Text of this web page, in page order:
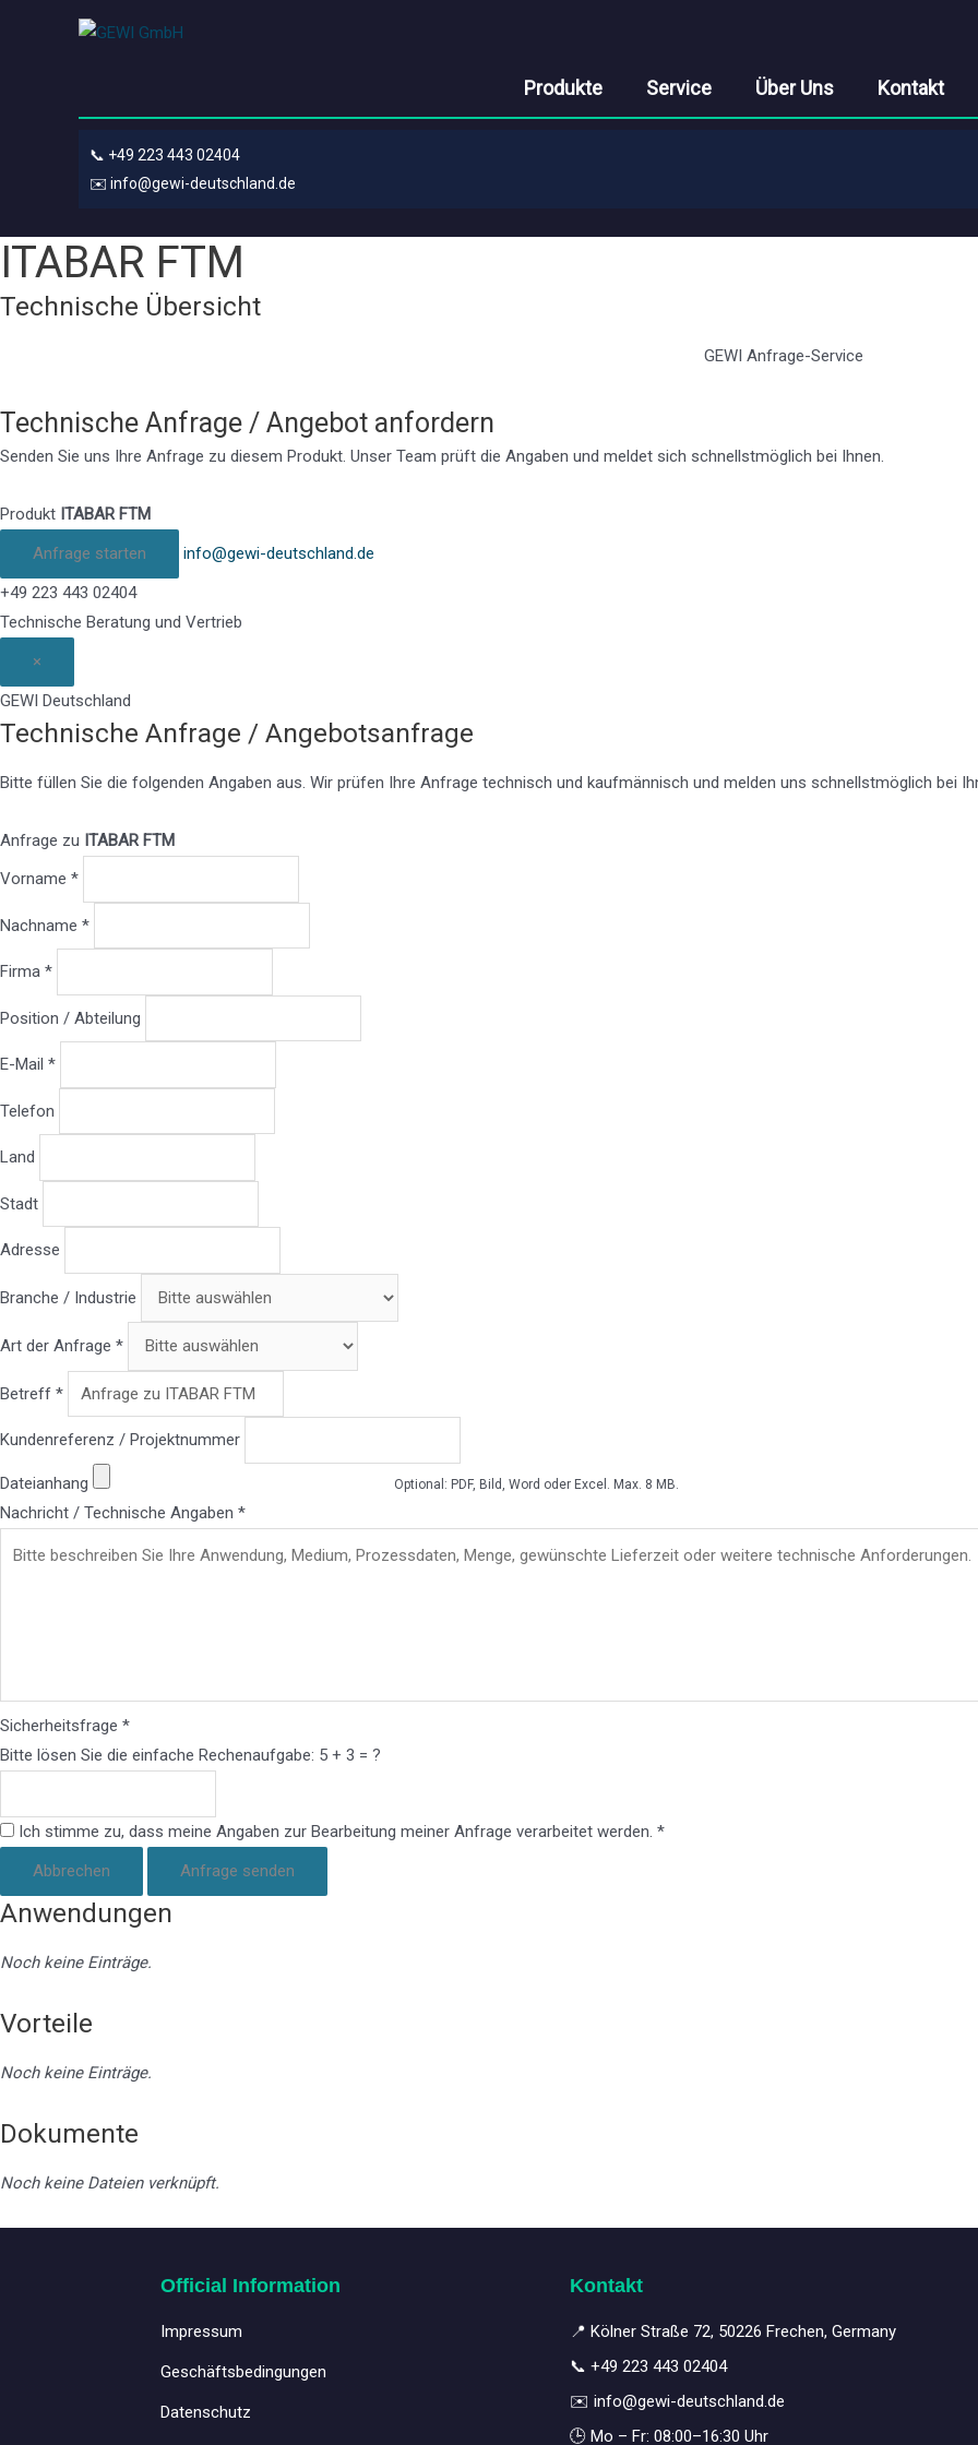
Produkte Service Über Uns Kontakt
📞 +49 223 443 02404
✉️ info@gewi-deutschland.de
ITABAR FTM
Technische Übersicht
GEWI Anfrage-Service
Technische Anfrage / Angebot anfordern
Senden Sie uns Ihre Anfrage zu diesem Produkt. Unser Team prüft die Angaben und meldet sich schnellstmöglich bei Ihnen.
Produkt ITABAR FTM
Anfrage starten
info@gewi-deutschland.de
+49 223 443 02404
Technische Beratung und Vertrieb
×
GEWI Deutschland
Technische Anfrage / Angebotsanfrage
Bitte füllen Sie die folgenden Angaben aus. Wir prüfen Ihre Anfrage technisch und kaufmännisch und melden uns schnellstmöglich bei
Anfrage zu ITABAR FTM
Vorname *
Nachname *
Firma *
Position / Abteilung
E-Mail *
Telefon
Land
Stadt
Adresse
Branche / Industrie
Art der Anfrage *
Betreff *
Kundenreferenz / Projektnummer
Dateianhang Optional: PDF, Bild, Word oder Excel. Max. 8 MB.
Nachricht / Technische Angaben *
Sicherheitsfrage *
Bitte lösen Sie die einfache Rechenaufgabe: 5 + 3 = ?
Ich stimme zu, dass meine Angaben zur Bearbeitung meiner Anfrage verarbeitet werden. *
Abbrechen
Anfrage senden
Anwendungen
Noch keine Einträge.
Vorteile
Noch keine Einträge.
Dokumente
Noch keine Dateien verknüpft.
Official Information
Impressum
Geschäftsbedingungen
Datenschutz
Kontakt
📍 Kölner Straße 72, 50226 Frechen, Germany
📞 +49 223 443 02404
✉️ info@gewi-deutschland.de
🕒 Mo – Fr: 08:00–16:30 Uhr